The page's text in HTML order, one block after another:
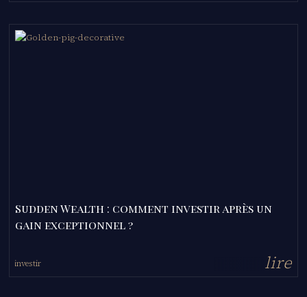
Sudden Wealth : comment investir après un
gain exceptionnel ?
investir lire